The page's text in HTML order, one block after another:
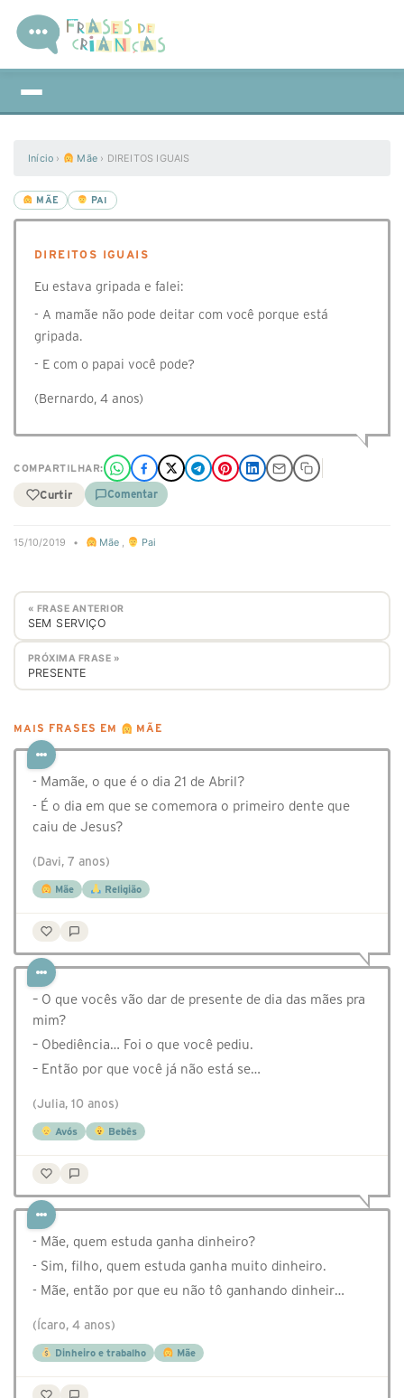
Início › Mãe › DIREITOS IGUAIS
MÃE PAI
DIREITOS IGUAIS
Eu estava gripada e falei:
- A mamãe não pode deitar com você porque está
gripada.
- E com o papai você pode?
(Bernardo, 4 anos)
COMPARTILHAR:
Curtir Comentar
15/10/2019 • Mãe , Pai
« FRASE ANTERIOR
SEM SERVIÇO
PRÓXIMA FRASE »
PRESENTE
MAIS FRASES EM MÃE
- Mamãe, o que é o dia 21 de Abril?
- É o dia em que se comemora o primeiro dente que
caiu de Jesus?
(Davi, 7 anos)
Mãe Religião
– O que vocês vão dar de presente de dia das mães pra
mim?
– Obediência… Foi o que você pediu.
– Então por que você já não está se…
(Julia, 10 anos)
Avós Bebês
- Mãe, quem estuda ganha dinheiro?
- Sim, filho, quem estuda ganha muito dinheiro.
- Mãe, então por que eu não tô ganhando dinheir…
(Ícaro, 4 anos)
Dinheiro e trabalho Mãe